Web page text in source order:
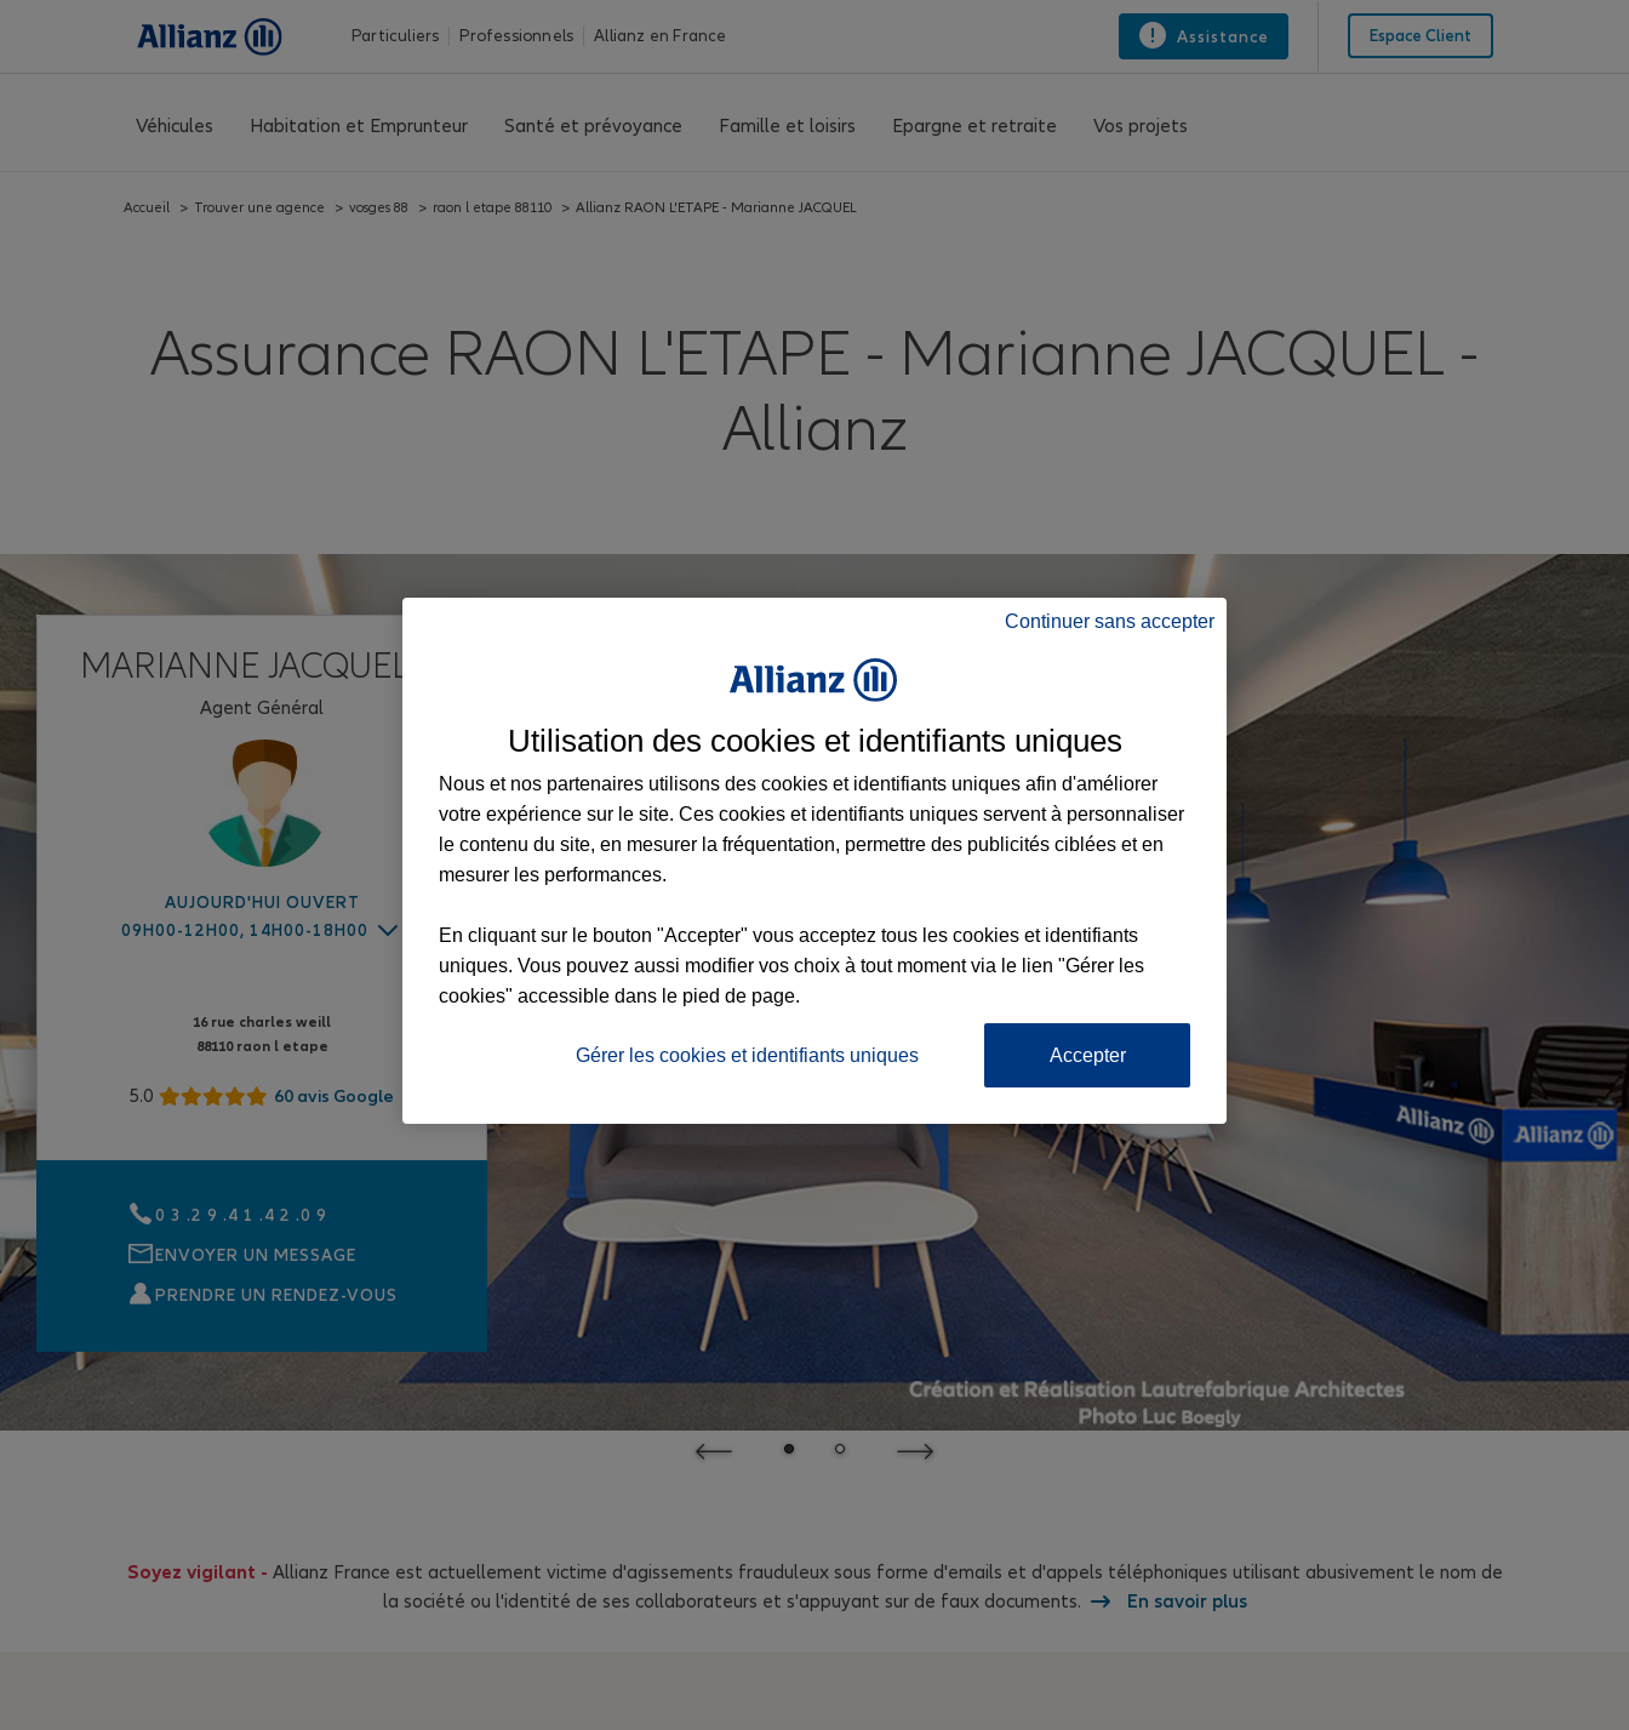
Particuliers Professionnels Allianz en France Assistance Espace Client
Véhicules Habitation et Emprunteur Santé et prévoyance Famille et loisirs Epargne et retraite Vos projets
Accueil > Trouver une agence > vosges 88 > raon l etape 88110 > Allianz RAON L'ETAPE - Marianne JACQUEL
Assurance RAON L'ETAPE - Marianne JACQUEL -
Allianz
MARIANNE JACQUEL EI
Agent Général
AUJOURD'HUI OUVERT
09H00-12H00, 14H00-18H00
16 rue charles weill
88110 raon l etape
5.0 60 avis Google
0 3 .2 9 .4 1 .4 2 .0 9
ENVOYER UN MESSAGE
PRENDRE UN RENDEZ-VOUS
Soyez vigilant - Allianz France est actuellement victime d'agissements frauduleux sous forme d'emails et d'appels téléphoniques utilisant abusivement le nom de
la société ou l'identité de ses collaborateurs et s'appuyant sur de faux documents.
En savoir plus
Continuer sans accepter
Utilisation des cookies et identifiants uniques
Nous et nos partenaires utilisons des cookies et identifiants uniques afin d'améliorer
votre expérience sur le site. Ces cookies et identifiants uniques servent à personnaliser
le contenu du site, en mesurer la fréquentation, permettre des publicités ciblées et en
mesurer les performances.
En cliquant sur le bouton "Accepter" vous acceptez tous les cookies et identifiants
uniques. Vous pouvez aussi modifier vos choix à tout moment via le lien "Gérer les
cookies" accessible dans le pied de page.
Gérer les cookies et identifiants uniques Accepter